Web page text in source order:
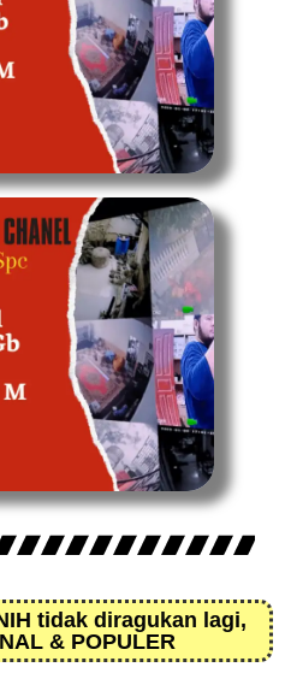
tidak diragukan lagi,
& POPULER